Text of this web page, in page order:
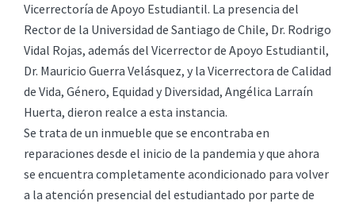
Vicerrectoría de Apoyo Estudiantil. La presencia del
Rector de la Universidad de Santiago de Chile, Dr. Rodrigo
Vidal Rojas, además del Vicerrector de Apoyo Estudiantil,
Dr. Mauricio Guerra Velásquez, y la Vicerrectora de Calidad
de Vida, Género, Equidad y Diversidad, Angélica Larraín
Huerta, dieron realce a esta instancia.
Se trata de un inmueble que se encontraba en
reparaciones desde el inicio de la pandemia y que ahora
se encuentra completamente acondicionado para volver
a la atención presencial del estudiantado por parte de